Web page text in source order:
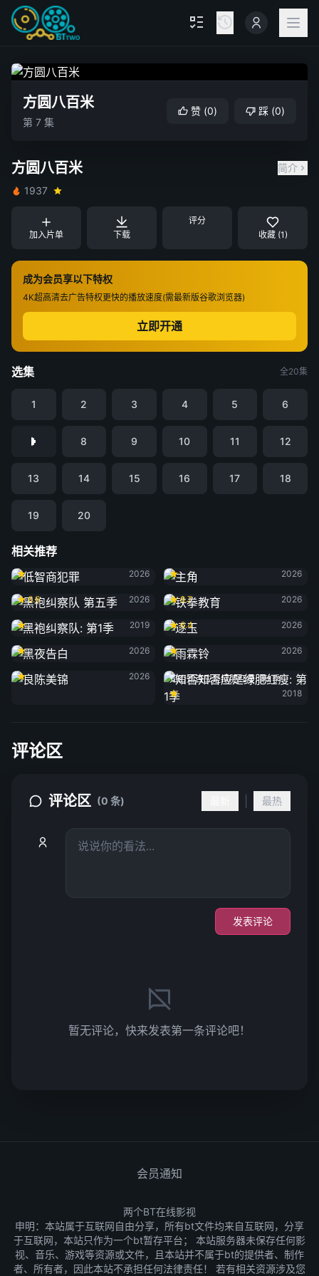
方圆八百米
第 7 集
赞 (0) 踩 (0)
方圆八百米
简介
1937
加入片单 下载
评分
收藏 (1)
成为会员享以下特权
4K超高清去广告特权更快的播放速度(需最新版谷歌浏览器)
立即开通
选集 全20集
1 2 3 4 5 6
8 9 10 11 12
13 14 15 16 17 18
19 20
相关推荐
低智商犯罪
2026
2026
黑袍纠察队 第五季
6.6
2026
铁拳教育
8.7
2026
黑袍纠察队: 第1季
2019
逐玉
6.4
2026
黑夜告白
2026
雨霖铃
2026
良陈美锦
2026
知否知否应是绿肥红瘦: 第1季
2018
评论区
评论区 (0 条) 最热
发表评论
暂无评论，快来发表第一条评论吧！
会员通知
两个BT在线影视
申明：本站属于互联网自由分享，所有bt文件均来自互联网，分享
于互联网，本站只作为一个bt暂存平台； 本站服务器未保存任何影
视、音乐、游戏等资源或文件，且本站并不属于bt的提供者、制作
者、所有者，因此本站不承担任何法律责任！ 若有相关资源涉及您